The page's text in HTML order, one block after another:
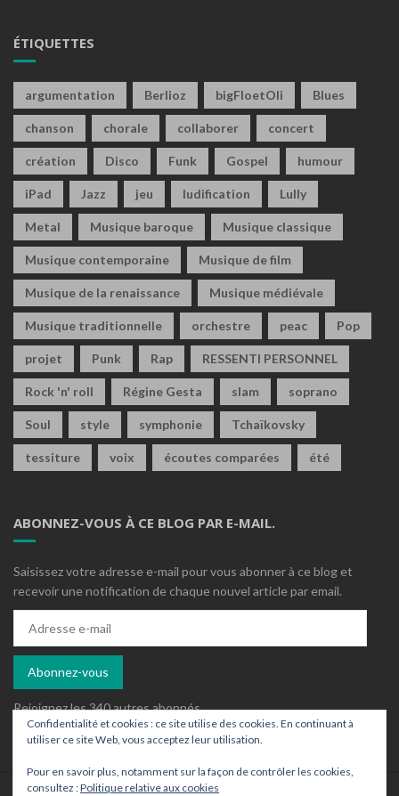
ÉTIQUETTES
argumentation Berlioz bigFloetOli Blues
chanson chorale collaborer concert
création Disco Funk Gospel humour
iPad Jazz jeu ludification Lully
Metal Musique baroque Musique classique
Musique contemporaine Musique de film
Musique de la renaissance Musique médiévale
Musique traditionnelle orchestre peac Pop
projet Punk Rap RESSENTI PERSONNEL
Rock 'n' roll Régine Gesta slam soprano
Soul style symphonie Tchaïkovsky
tessiture voix écoutes comparées été
ABONNEZ-VOUS À CE BLOG PAR E-MAIL.
Saisissez votre adresse e-mail pour vous abonner à ce blog et
recevoir une notification de chaque nouvel article par email.
mail
Abonnez-vous
Rejoignez les 340 autres abonnés
Confidentialité et cookies : ce site utilise des cookies. En continuant à
utiliser ce site Web, vous acceptez leur utilisation.
Pour en savoir plus, notamment sur la façon de contrôler les cookies,
consultez :Politique relative aux cookies